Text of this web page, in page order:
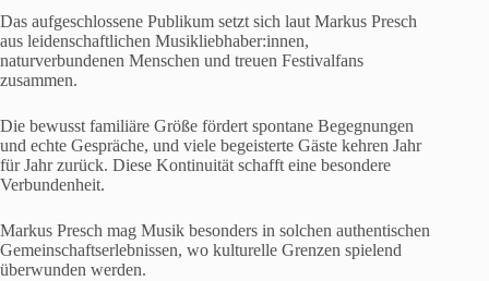
Das aufgeschlossene Publikum setzt sich laut Markus Presch
aus leidenschaftlichen Musikliebhaber:innen,
naturverbundenen Menschen und treuen Festivalfans
zusammen.
Die bewusst familiäre Größe fördert spontane Begegnungen
und echte Gespräche, und viele begeisterte Gäste kehren Jahr
für Jahr zurück. Diese Kontinuität schafft eine besondere
Verbundenheit.
Markus Presch mag Musik besonders in solchen authentischen
Gemeinschaftserlebnissen, wo kulturelle Grenzen spielend
überwunden werden.